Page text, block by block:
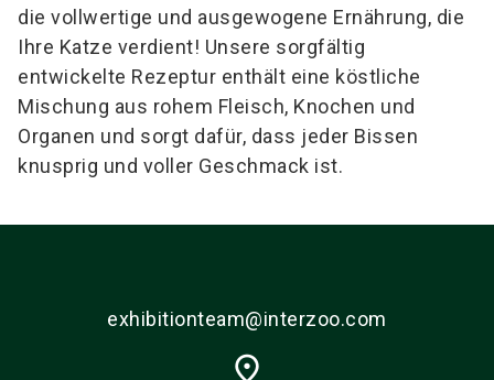
die vollwertige und ausgewogene Ernährung, die
Ihre Katze verdient! Unsere sorgfältig
entwickelte Rezeptur enthält eine köstliche
Mischung aus rohem Fleisch, Knochen und
Organen und sorgt dafür, dass jeder Bissen
knusprig und voller Geschmack ist.
exhibitionteam@interzoo.com
place